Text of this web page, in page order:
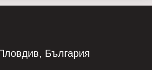
для клиента условиях, включая выбор
под ключ на самых выгодных условиях и по
България